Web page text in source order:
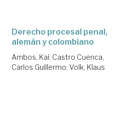
Derecho procesal penal,
alemán y colombiano
Ambos, Kai; Castro Cuenca,
Carlos Guillermo; Volk, Klaus